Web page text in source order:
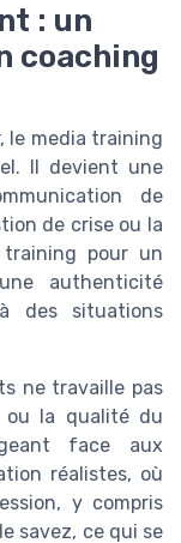
: un
coaching
le media training
Il devient une
de
de crise ou la
pour un
authenticité
des situations
ne travaille pas
ou la qualité du
face aux
réalistes, où
y compris
savez, ce qui se